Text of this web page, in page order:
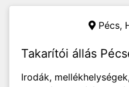
Pécs,
Takarítói állás
Irodák,